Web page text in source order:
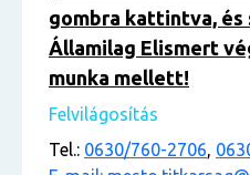
gombra kattintva, és
Államilag Elismert
munka mellett!
Felvilágosítás
Tel.: 0630/760-2706,